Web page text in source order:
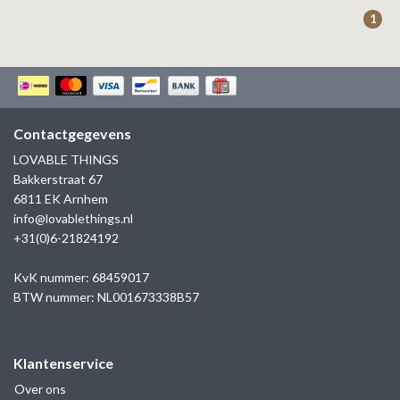
KAPTEN & SON
1
Contactgegevens
LOVABLE THINGS
Bakkerstraat 67
6811 EK Arnhem
info@lovablethings.nl
+31(0)6-21824192
KvK nummer: 68459017
BTW nummer: NL001673338B57
Klantenservice
Over ons